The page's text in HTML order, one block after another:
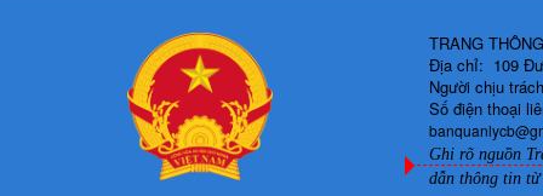
TRANG
Địa chỉ: 109
Người chịu
Số điện thoại
Ghi rõ nguồn
dẫn thông tin